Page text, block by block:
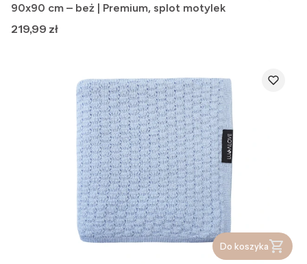
90x90 cm – beż | Premium, splot motylek
Cena
219,99 zł
Do koszyka